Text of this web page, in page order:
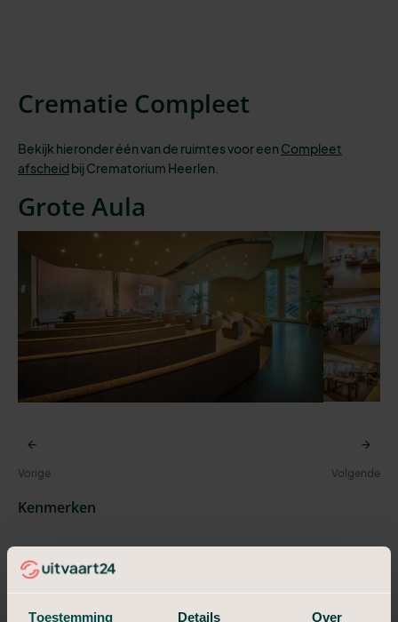
Toestemming Details Over
Crematie Compleet
Bekijk hieronder één van de ruimtes voor een Compleet
afscheid bij Crematorium Heerlen.
Grote Aula
Kenmerken
Ruimte